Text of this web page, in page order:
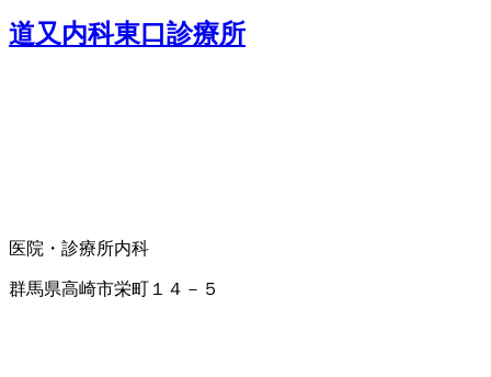
道又内科東口診療所
医院・診療所内科
群馬県高崎市栄町１４－５